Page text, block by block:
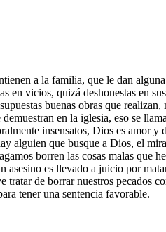
a la familia, que le dan
en vicios, quizá deshonestas en
buenas obras que
en la iglesia, eso se
insensatos, Dios es amor
que busque a Dios, el
borren las cosas malas que
es llevado a juicio por
de borrar nuestros pecados
tener una sentencia favorable.